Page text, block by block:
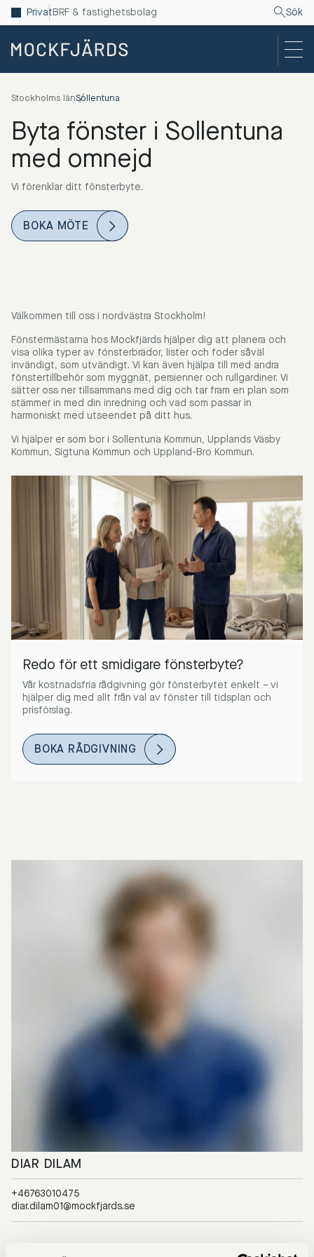
PrivatBRF & fastighetsbolag Sök
Stockholms länSollentuna
Byta fönster i Sollentuna
med omnejd
Vi förenklar ditt fönsterbyte.
BOKA MÖTE
Välkommen till oss i nordvästra Stockholm!
Fönstermästarna hos Mockfjärds hjälper dig att planera och
visa olika typer av fönsterbrädor, lister och foder såväl
invändigt, som utvändigt. Vi kan även hjälpa till med andra
fönstertillbehör som myggnät, persienner och rullgardiner. Vi
sätter oss ner tillsammans med dig och tar fram en plan som
stämmer in med din inredning och vad som passar in
harmoniskt med utseendet på ditt hus.
Vi hjälper er som bor i Sollentuna Kommun, Upplands Väsby
Kommun, Sigtuna Kommun och Uppland-Bro Kommun.
Redo för ett smidigare fönsterbyte?
Vår kostnadsfria rådgivning gör fönsterbytet enkelt – vi
hjälper dig med allt från val av fönster till tidsplan och
prisförslag.
BOKA RÅDGIVNING
DIAR DILAM
+46763010475
diar.dilam01@mockfjards.se